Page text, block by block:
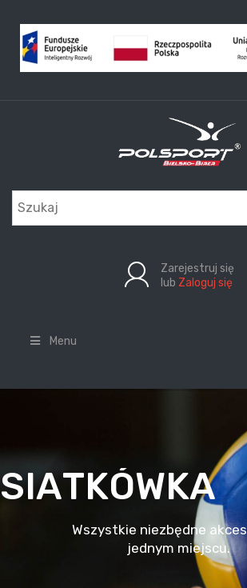
Zarejestruj się
lub Zaloguj się
Menu
SIATKÓWKA
Wszystkie niezbędne akces
jednym miejscu.